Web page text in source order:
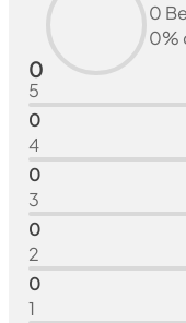
0
0
0%
5
0
4
0
3
0
2
0
1